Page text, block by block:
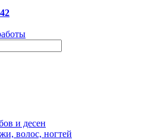
и десен
волос, ногтей